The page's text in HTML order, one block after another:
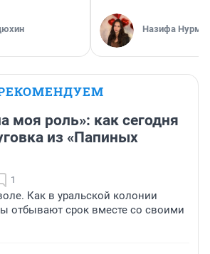
Назифа
моя роль»: как сегодня
из «Папиных
1
Как в уральской колонии
отбывают срок вместе со своими